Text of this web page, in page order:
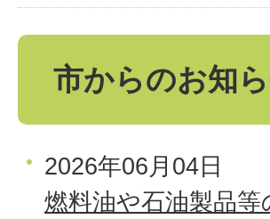
市からのお知
2026年06月04日
燃料油や石油製品